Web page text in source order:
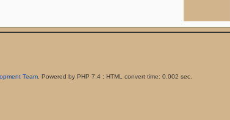
Team. Powered by PHP 7.4 : HTML convert time: 0.002 sec.